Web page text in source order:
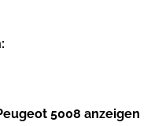
5008 anzeigen